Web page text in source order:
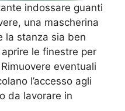
indossare guanti
una mascherina
la stanza sia ben
le finestre per
eventuali
l’accesso agli
da lavorare in